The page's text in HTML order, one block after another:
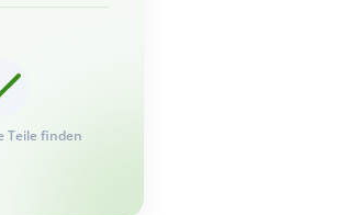
Teile finden